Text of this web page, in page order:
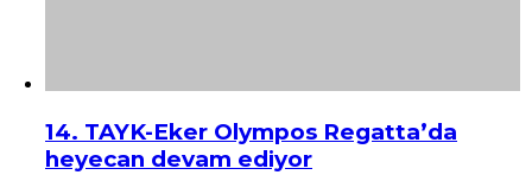
14. TAYK-Eker Olympos Regatta’da
heyecan devam ediyor